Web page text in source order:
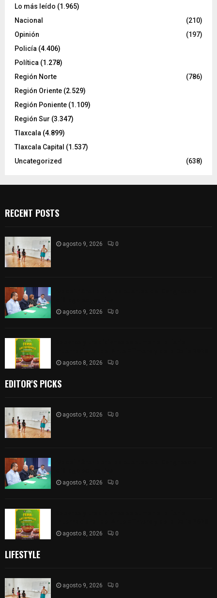
Lo más leído (1.965)
Nacional
(210)
Opinión
(197)
Policía (4.406)
Política (1.278)
Región Norte
(786)
Región Oriente (2.529)
Región Poniente (1.109)
Región Sur (3.347)
Tlaxcala (4.899)
Tlaxcala Capital (1.537)
Uncategorized
(638)
RECENT POSTS
agosto 9, 2026 0
agosto 9, 2026 0
agosto 8, 2026 0
EDITOR'S PICKS
agosto 9, 2026 0
agosto 9, 2026 0
agosto 8, 2026 0
LIFESTYLE
agosto 9, 2026 0